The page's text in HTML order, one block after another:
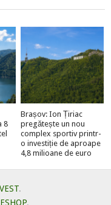
8
Brașov: Ion Țiriac
pregătește un nou
complex sportiv printr-
o investiție de aproape
4,8 milioane de euro
.
.